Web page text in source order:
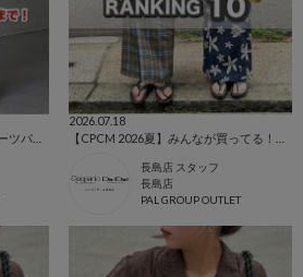
2026.07.18
長島店 スタッフ
長島店
PAL GROUP OUTLET